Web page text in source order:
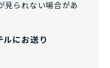
見られない場合があ
ルにお送り